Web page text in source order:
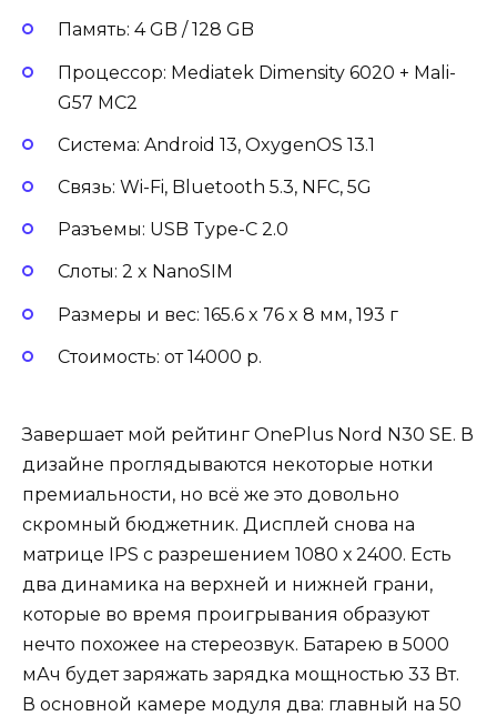
Память: 4 GB / 128 GB
Процессор: Mediatek Dimensity 6020 + Mali-
G57 MC2
Система: Android 13, OxygenOS 13.1
Связь: Wi-Fi, Bluetooth 5.3, NFC, 5G
Разъемы: USB Type-C 2.0
Слоты: 2 x NanoSIM
Размеры и вес: 165.6 x 76 x 8 мм, 193 г
Стоимость: от 14000 р.
Завершает мой рейтинг OnePlus Nord N30 SE. В
дизайне проглядываются некоторые нотки
премиальности, но всё же это довольно
скромный бюджетник. Дисплей снова на
матрице IPS с разрешением 1080 х 2400. Есть
два динамика на верхней и нижней грани,
которые во время проигрывания образуют
нечто похожее на стереозвук. Батарею в 5000
мАч будет заряжать зарядка мощностью 33 Вт.
В основной камере модуля два: главный на 50